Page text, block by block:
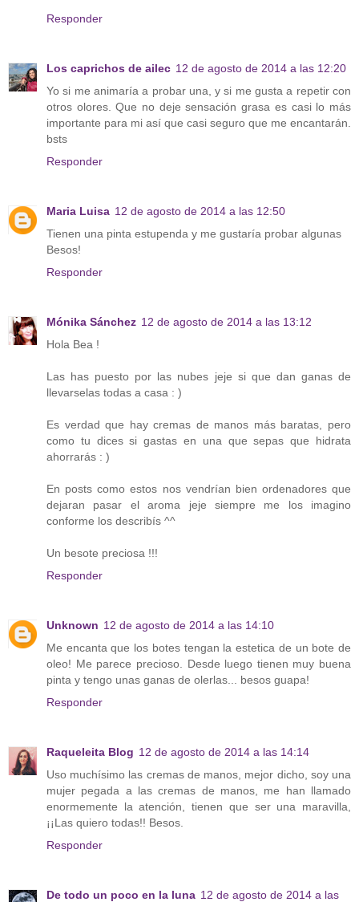
Responder
Los caprichos de ailec 12 de agosto de 2014 a las 12:20
Yo si me animaría a probar una, y si me gusta a repetir con
otros olores. Que no deje sensación grasa es casi lo más
importante para mi así que casi seguro que me encantarán.
bsts
Responder
Maria Luisa 12 de agosto de 2014 a las 12:50
Tienen una pinta estupenda y me gustaría probar algunas
Besos!
Responder
Mónika Sánchez 12 de agosto de 2014 a las 13:12
Hola Bea !
Las has puesto por las nubes jeje si que dan ganas de
llevarselas todas a casa : )
Es verdad que hay cremas de manos más baratas, pero
como tu dices si gastas en una que sepas que hidrata
ahorrarás : )
En posts como estos nos vendrían bien ordenadores que
dejaran pasar el aroma jeje siempre me los imagino
conforme los describís ^^
Un besote preciosa !!!
Responder
Unknown 12 de agosto de 2014 a las 14:10
Me encanta que los botes tengan la estetica de un bote de
oleo! Me parece precioso. Desde luego tienen muy buena
pinta y tengo unas ganas de olerlas... besos guapa!
Responder
Raqueleita Blog 12 de agosto de 2014 a las 14:14
Uso muchísimo las cremas de manos, mejor dicho, soy una
mujer pegada a las cremas de manos, me han llamado
enormemente la atención, tienen que ser una maravilla,
¡¡Las quiero todas!! Besos.
Responder
De todo un poco en la luna 12 de agosto de 2014 a las